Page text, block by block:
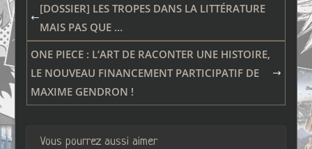
[DOSSIER] LES TROPES DANS LA LITTÉRATURE
MAIS PAS QUE …
ONE PIECE : L’ART DE RACONTER UNE HISTOIRE,
LE NOUVEAU FINANCEMENT PARTICIPATIF DE
MAXIME GENDRON !
Vous pourrez aussi aimer